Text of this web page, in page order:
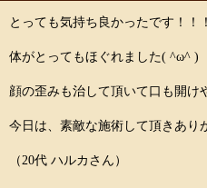
とっても気持ち良かったです！！！
体がとってもほぐれました( ^ω^ )
顔の歪みも治して頂いて口も開
今日は、素敵な施術して頂きあり
（20代 ハルカさん）